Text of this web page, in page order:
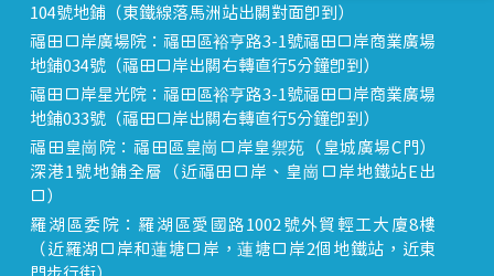
104號地鋪（東鐵線落馬洲站出關對面即到）
福田口岸廣場院：福田區裕亨路3-1號福田口岸商業廣場
地鋪034號（福田口岸出關右轉直行5分鐘即到）
福田口岸星光院：福田區裕亨路3-1號福田口岸商業廣場
地鋪033號（福田口岸出關右轉直行5分鐘即到）
福田皇崗院：福田區皇崗口岸皇禦苑（皇城廣場C門）
深港1號地鋪全層（近福田口岸、皇崗口岸地鐵站E出
口）
羅湖區委院：羅湖區愛國路1002號外貿輕工大廈8樓
（近羅湖口岸和蓮塘口岸，蓮塘口岸2個地鐵站，近東